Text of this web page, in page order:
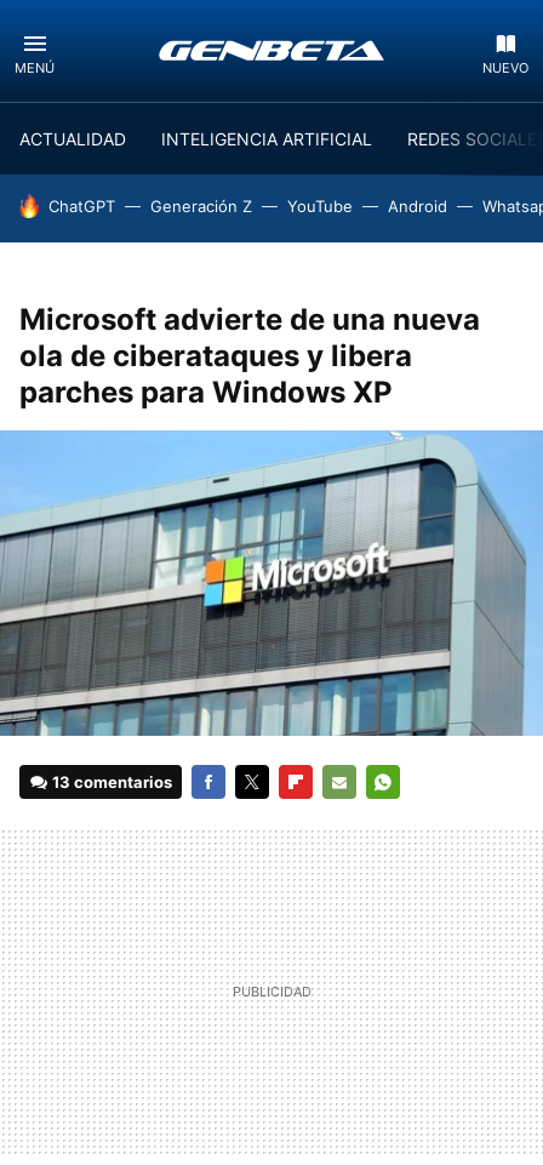
MENÚ NUEVO
ACTUALIDAD INTELIGENCIA ARTIFICIAL REDES
HOY SE HABLA DE
ChatGPT Generación Z YouTube Android
Microsoft advierte de una nueva
ola de ciberataques y libera
parches para Windows XP
13 comentarios
MAIL